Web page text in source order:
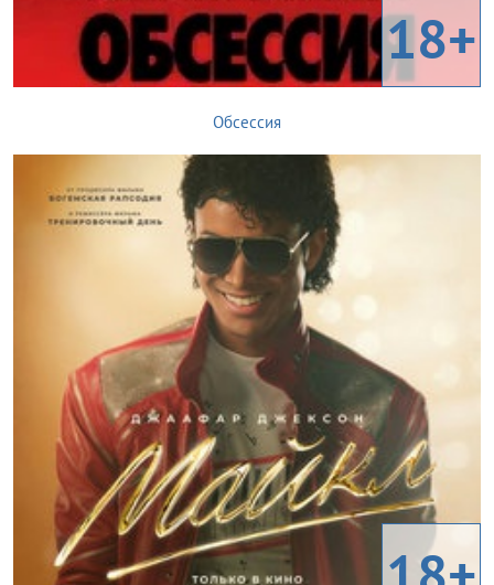
18+
Обсессия